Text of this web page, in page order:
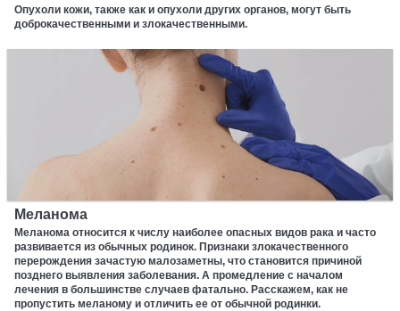
Опухоли кожи, также как и опухоли других органов, могут быть
доброкачественными и злокачественными.
Меланома
Меланома относится к числу наиболее опасных видов рака и часто
развивается из обычных родинок. Признаки злокачественного
перерождения зачастую малозаметны, что становится причиной
позднего выявления заболевания. А промедление с началом
лечения в большинстве случаев фатально. Расскажем, как не
пропустить меланому и отличить ее от обычной родинки.